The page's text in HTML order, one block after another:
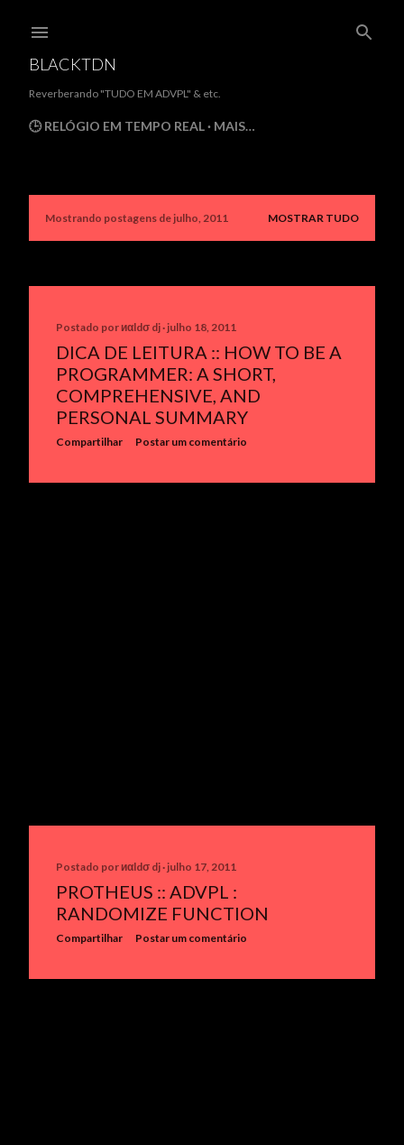
BLACKTDN
Reverberando "TUDO EM ADVPL" & etc.
🕒 RELÓGIO EM TEMPO REAL MAIS…
P
s
Mostrando postagens de julho, 2011 MOSTRAR TUDO
Postado porиαldσ dj julho 18, 2011
DICA DE LEITURA :: HOW TO BE A
PROGRAMMER: A SHORT,
COMPREHENSIVE, AND
PERSONAL SUMMARY
Compartilhar Postar um comentário
Postado porиαldσ dj julho 17, 2011
PROTHEUS :: ADVPL :
RANDOMIZE FUNCTION
Compartilhar Postar um comentário